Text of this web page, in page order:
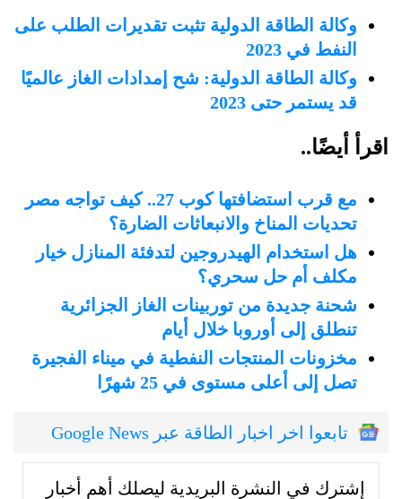
وكالة الطاقة الدولية تثبت تقديرات الطلب على
النفط في 2023
وكالة الطاقة الدولية: شح إمدادات الغاز عالميًا
قد يستمر حتى 2023
اقرأ أيضًا..
مع قرب استضافتها كوب 27.. كيف تواجه مصر
تحديات المناخ والانبعاثات الضارة؟
هل استخدام الهيدروجين لتدفئة المنازل خيار
مكلف أم حل سحري؟
شحنة جديدة من توربينات الغاز الجزائرية
تنطلق إلى أوروبا خلال أيام
مخزونات المنتجات النفطية في ميناء الفجيرة
تصل إلى أعلى مستوى في 25 شهرًا
تابعوا اخر اخبار الطاقة عبر Google News
إشترك في النشرة البريدية ليصلك أهم أخبار